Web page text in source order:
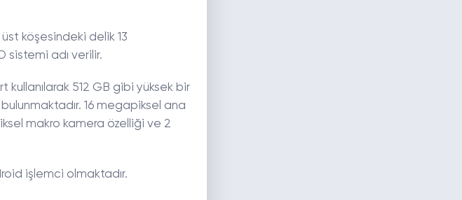
üst köşesindeki delik 13
sistemi adı verilir.
512 GB gibi yüksek bir
16 megapiksel ana
makro kamera özelliği ve 2
işlemci olmaktadır.